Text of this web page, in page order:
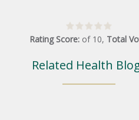
Rating Score: of 10, Total
Related Health